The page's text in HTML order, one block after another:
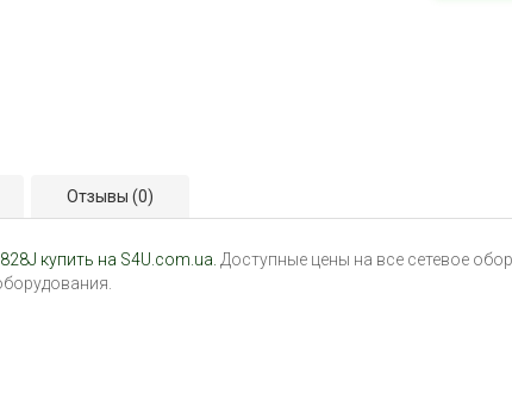
Отзывы (0)
купить на S4U.com.ua. Доступные цены на все сетевое